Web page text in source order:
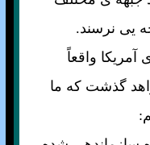
يی نرسند.
آمريکا واقعاً
گذشت که ما